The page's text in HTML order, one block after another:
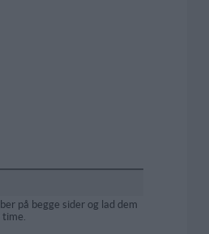
på begge sider og lad dem